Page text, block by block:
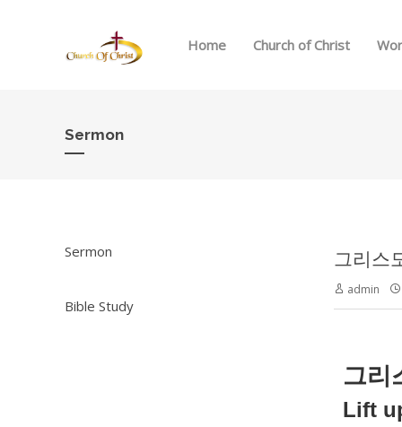
Home Church of Christ
Sermon
Sermon
Bible Study
그리스
admin
그리
Lift